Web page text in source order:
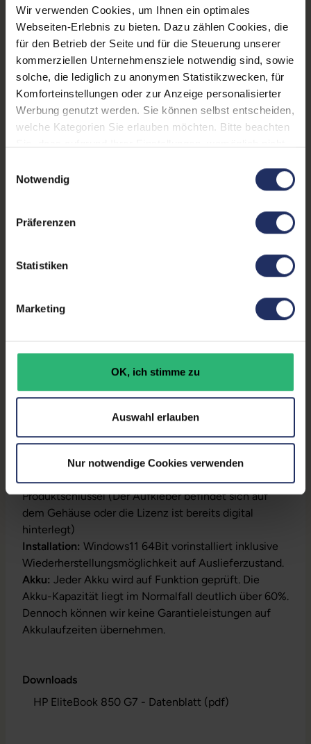
Wir verwenden Cookies, um Ihnen ein optimales
Webseiten-Erlebnis zu bieten. Dazu zählen Cookies, die
für den Betrieb der Seite und für die Steuerung unserer
kommerziellen Unternehmensziele notwendig sind, sowie
solche, die lediglich zu anonymen Statistikzwecken, für
Komforteinstellungen oder zur Anzeige personalisierter
Werbung genutzt werden. Sie können selbst entscheiden,
welche Kategorien Sie erlauben möchten. Bitte beachten
Weitere Informationen finden Sie in
Notwendig
Präferenzen
Statistiken
Marketing
OK, ich stimme zu
Auswahl erlauben
Nur notwendige Cookies verwenden
Produktbeschreibung
Lieferumfang:Notebook, Netzteil, Akku,
Produktschlüssel (Der Aufkleber befindet sich auf
dem Gehäuse oder die Lizenz ist bereits digital
hinterlegt)
Installation: Windows11 64Bit vorinstalliert inklusive
Wiederherstellungsmöglichkeit auf Auslieferzustand.
Akku: Jeder Akku wird auf Funktion geprüft. Die
Akku-Kapazität liegt im Normalfall deutlich über 60%.
Dennoch können wir keine Garantieleistungen auf
Akkulaufzeiten übernehmen.
Downloads
HP EliteBook 850 G7 - Datenblatt (pdf)
Arbeitsspeicher: 8 GB DDR4
Webcam: Ja
LTE: Nein
Fingerprintreader:
Tastaturbeleuchtung: Ja
Betriebssystem: Windows 11 Professional
1x Audio / Mikrofon - 3.5
, 1x Bluetooth,
, 2x USB 3.1
Deutsch (QWERTZ) mit
Partnerprogramm:
Gewicht: 1,67 kg